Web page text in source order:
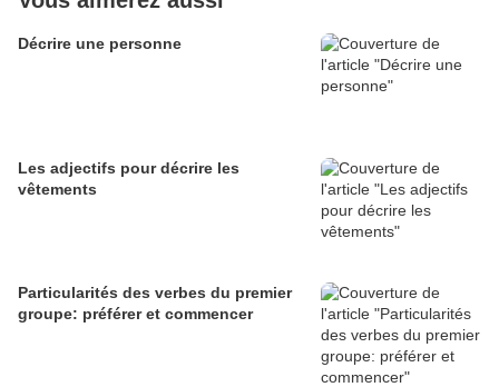
Décrire une personne
Les adjectifs pour décrire les
vêtements
Particularités des verbes du premier
groupe: préférer et commencer